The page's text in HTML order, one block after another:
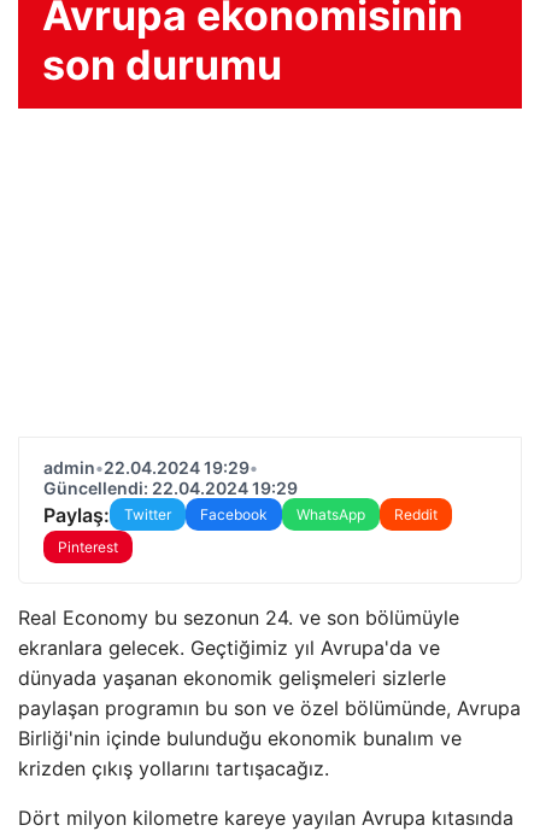
Avrupa ekonomisinin
son durumu
admin•22.04.2024 19:29•
Güncellendi: 22.04.2024 19:29
Paylaş: Twitter Facebook WhatsApp
Reddit
Pinterest
Real Economy bu sezonun 24. ve son bölümüyle
ekranlara gelecek. Geçtiğimiz yıl Avrupa'da ve
dünyada yaşanan ekonomik gelişmeleri sizlerle
paylaşan programın bu son ve özel bölümünde, Avrupa
Birliği'nin içinde bulunduğu ekonomik bunalım ve
krizden çıkış yollarını tartışacağız.
Dört milyon kilometre kareye yayılan Avrupa kıtasında